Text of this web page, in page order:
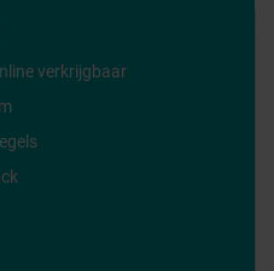
verkrijgbaar